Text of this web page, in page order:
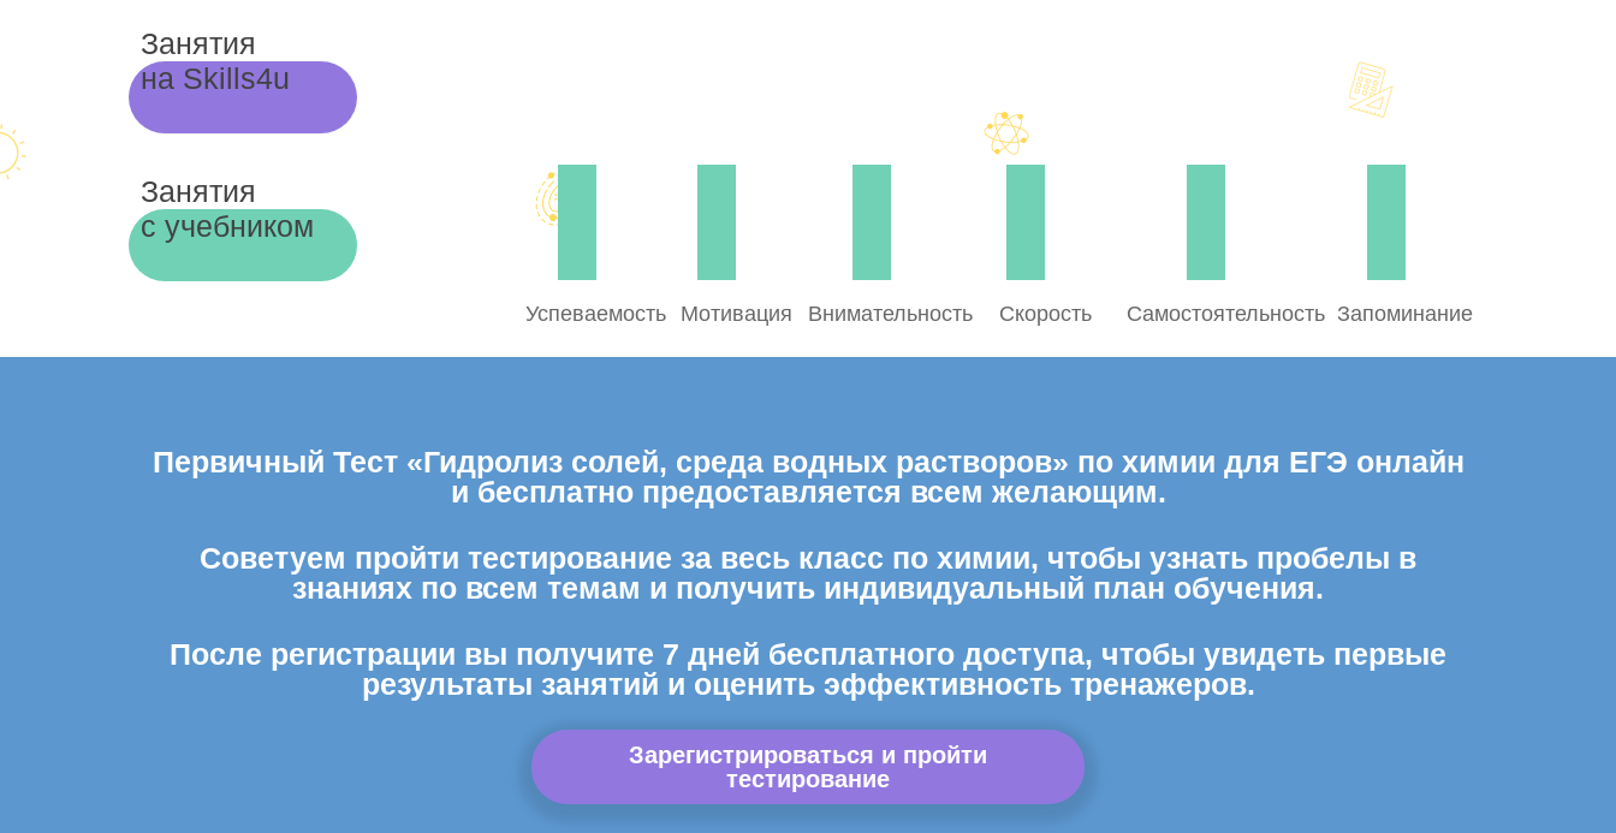
Занятия
на Skills4u
Занятия
с учебником
Успеваемость Мотивация Внимательность Скорость Самостоятельность Запоминание
Первичный Тест «Гидролиз солей, среда водных растворов» по химии для ЕГЭ онлайн
и бесплатно предоставляется всем желающим.
Советуем пройти тестирование за весь класс по химии, чтобы узнать пробелы в
знаниях по всем темам и получить индивидуальный план обучения.
После регистрации вы получите 7 дней бесплатного доступа, чтобы увидеть первые
результаты занятий и оценить эффективность тренажеров.
Зарегистрироваться и пройти
тестирование